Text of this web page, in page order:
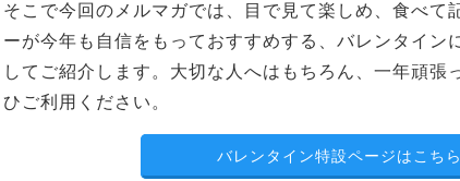
そこで今回のメルマガでは、目で見て楽しめ、食べて
ーが今年も自信をもっておすすめする、バレンタイン
してご紹介します。大切な人へはもちろん、一年頑張
ひご利用ください。
バレンタイン特設ページはこちら